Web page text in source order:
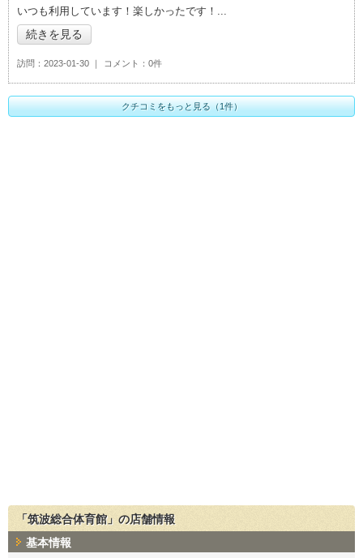
の「筑波総合体育館」おすすめ度：5
いつも利用しています！楽しかったです！
続きを見る
訪問 2023-01-30 コメント 0件
クチコミをもっと見る（1件）
「筑波総合体育館」の店舗情報
基本情報